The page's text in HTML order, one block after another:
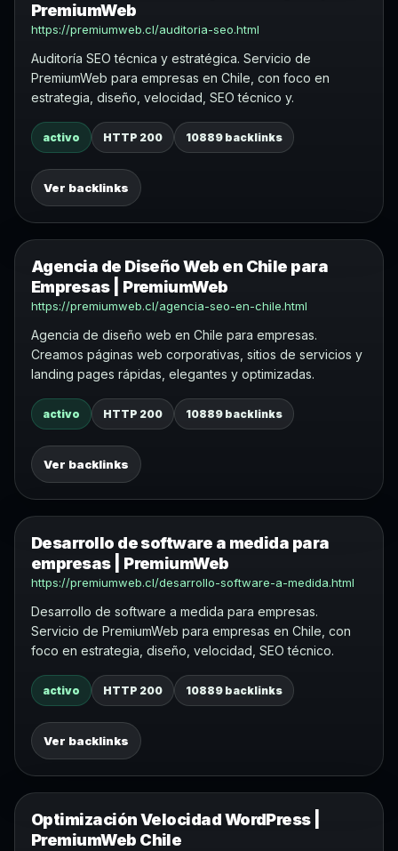
PremiumWeb
https://premiumweb.cl/auditoria-seo.html
Auditoría SEO técnica y estratégica. Servicio de
PremiumWeb para empresas en Chile, con foco en
estrategia, diseño, velocidad, SEO técnico y.
activo HTTP 200 10889 backlinks
Ver backlinks
Agencia de Diseño Web en Chile para
Empresas | PremiumWeb
https://premiumweb.cl/agencia-seo-en-chile.html
Agencia de diseño web en Chile para empresas.
Creamos páginas web corporativas, sitios de servicios y
landing pages rápidas, elegantes y optimizadas.
activo HTTP 200 10889 backlinks
Ver backlinks
Desarrollo de software a medida para
empresas | PremiumWeb
https://premiumweb.cl/desarrollo-software-a-medida.html
Desarrollo de software a medida para empresas.
Servicio de PremiumWeb para empresas en Chile, con
foco en estrategia, diseño, velocidad, SEO técnico.
activo HTTP 200 10889 backlinks
Ver backlinks
Optimización Velocidad WordPress |
PremiumWeb Chile